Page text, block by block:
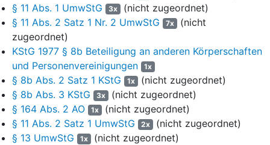
GmbH war das Halten der Beteiligung an der Klägerin.
3
Gegenstand des Unternehmens der Klägerin ist der
europaweite Vertrieb von Produkten der Company
(Feuerwehrhelme, Wärmebildkameras,
Industrieatemschutztechnik). Die Company lässt diese Produkte
in den USA von verbundenen Unternehmen produzieren bzw.
kauft sie von Drittunternehmen; die Klägerin ergänzt die
Produkte mit für den Abnehmer erforderlichem Zubehör,
verpackt sie neu und verschickt sie mit Speditionen an den
Kunden.
§ 11 Abs. 1 UmwStG
3x (nicht zugeordnet)
§ 11 Abs. 2 Satz 1 Nr. 2 UmwStG
7x (nicht
zugeordnet)
KStG 1977 § 8b Beteiligung an anderen Körperschaften
und Personenvereinigungen
1x
§ 8b Abs. 2 Satz 1 KStG 1x (nicht zugeordnet)
§ 8b Abs. 3 KStG
3x (nicht zugeordnet)
§ 164 Abs. 2 AO
1x (nicht zugeordnet)
§ 11 Abs. 2 Satz 1 UmwStG
2x (nicht zugeordnet)
§ 13 UmwStG
1x (nicht zugeordnet)